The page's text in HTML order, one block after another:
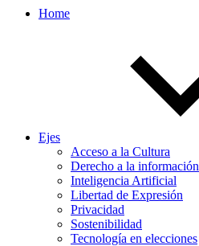
Home
Ejes
Acceso a la Cultura
Derecho a la información
Inteligencia Artificial
Libertad de Expresión
Privacidad
Sostenibilidad
Tecnología en elecciones